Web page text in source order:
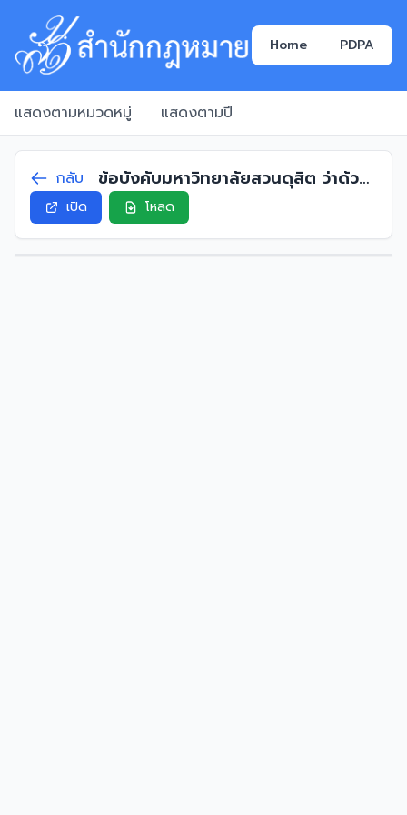
Home PDPA
แสดงตามหมวดหมู่ แสดงตามปี
กลับ
ข้อบังคับมหาวิทยาลัยสวนดุสิต ว่าด้วย
การแต่งตั้งพนักงานมหาวิทยาลัยสาย
สนับสนุนประเภทวิชาชีพเฉพาะหรือ
เปิด โหลด